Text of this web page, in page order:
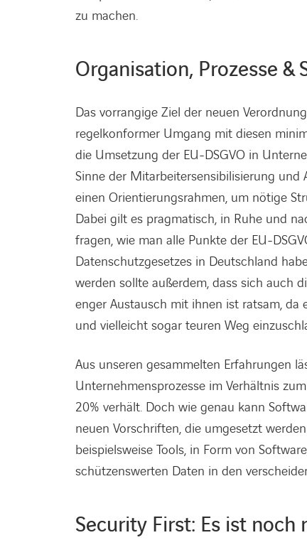
zu machen.
Organisation, Prozesse &
Das vorrangige Ziel der neuen
regelkonformer Umgang mit diesen
die Umsetzung der EU-DSGVO in
Sinne der Mitarbeitersensibilisierung und
einen Orientierungsrahmen, um nötige
Dabei gilt es pragmatisch, in Ruhe und
fragen, wie man alle Punkte der EU-
Datenschutzgesetzes in Deutschland
werden sollte außerdem, dass sich auch
enger Austausch mit ihnen ist ratsam, da
und vielleicht sogar teuren Weg
Aus unseren gesammelten Erfahrungen
Unternehmensprozesse im Verhältnis
20% verhält. Doch wie genau kann
neuen Vorschriften, die umgesetzt
beispielsweise Tools, in Form von
schützenswerten Daten in den
Security First: Es ist noch